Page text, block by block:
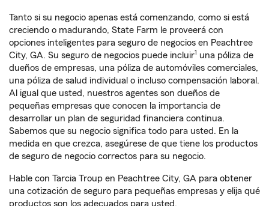
Tanto si su negocio apenas está comenzando, como si está
creciendo o madurando, State Farm le proveerá con
opciones inteligentes para seguro de negocios en Peachtree
City, GA. Su seguro de negocios puede incluir1 una póliza de
dueños de empresas, una póliza de automóviles comerciales,
una póliza de salud individual o incluso compensación laboral.
Al igual que usted, nuestros agentes son dueños de
pequeñas empresas que conocen la importancia de
desarrollar un plan de seguridad financiera continua.
Sabemos que su negocio significa todo para usted. En la
medida en que crezca, asegúrese de que tiene los productos
de seguro de negocio correctos para su negocio.
Hable con Tarcia Troup en Peachtree City, GA para obtener
una cotización de seguro para pequeñas empresas y elija qué
productos son los adecuados para usted.